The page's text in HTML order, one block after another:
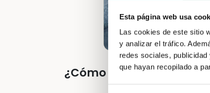
Esta página web usa
Las cookies de este sitio
y analizar el tráfico.
redes sociales,
que hayan recopilado a
¿Cómo prevenirlo?